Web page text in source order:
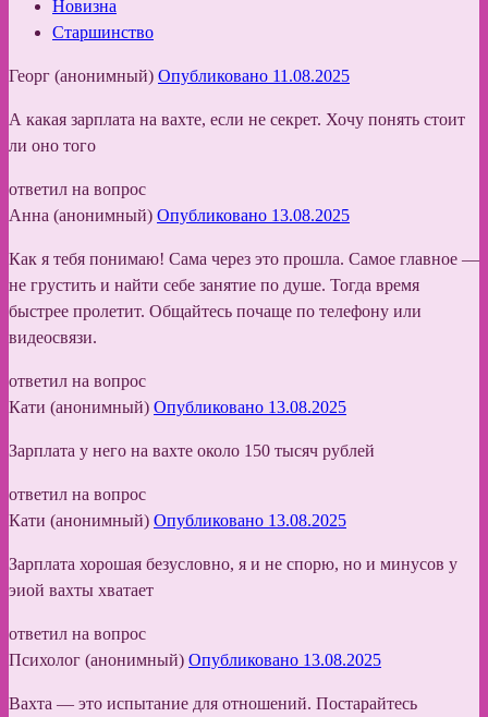
Новизна
Старшинство
Георг (анонимный) Опубликовано 11.08.2025
А какая зарплата на вахте, если не секрет. Хочу понять стоит
ли оно того
ответил на вопрос
Анна (анонимный) Опубликовано 13.08.2025
Как я тебя понимаю! Сама через это прошла. Самое главное —
не грустить и найти себе занятие по душе. Тогда время
быстрее пролетит. Общайтесь почаще по телефону или
видеосвязи.
ответил на вопрос
Кати (анонимный) Опубликовано 13.08.2025
Зарплата у него на вахте около 150 тысяч рублей
ответил на вопрос
Кати (анонимный) Опубликовано 13.08.2025
Зарплата хорошая безусловно, я и не спорю, но и минусов у
эиой вахты хватает
ответил на вопрос
Психолог (анонимный) Опубликовано 13.08.2025
Вахта — это испытание для отношений. Постарайтесь